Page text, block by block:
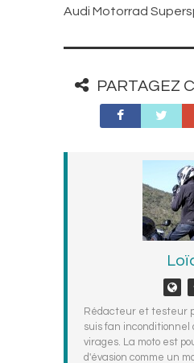
Audi Motorrad
PARTAGEZ
Rédacteur et testeur
suis fan inconditionnel
virages. La moto est
d'évasion comme un